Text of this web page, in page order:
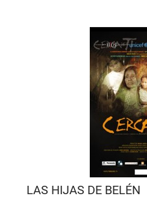
LAS HIJAS DE BELÉN